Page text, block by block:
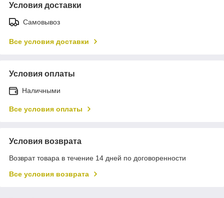
Условия доставки
Самовывоз
Все условия доставки
Условия оплаты
Наличными
Все условия оплаты
Условия возврата
Возврат товара в течение 14 дней по договоренности
Все условия возврата